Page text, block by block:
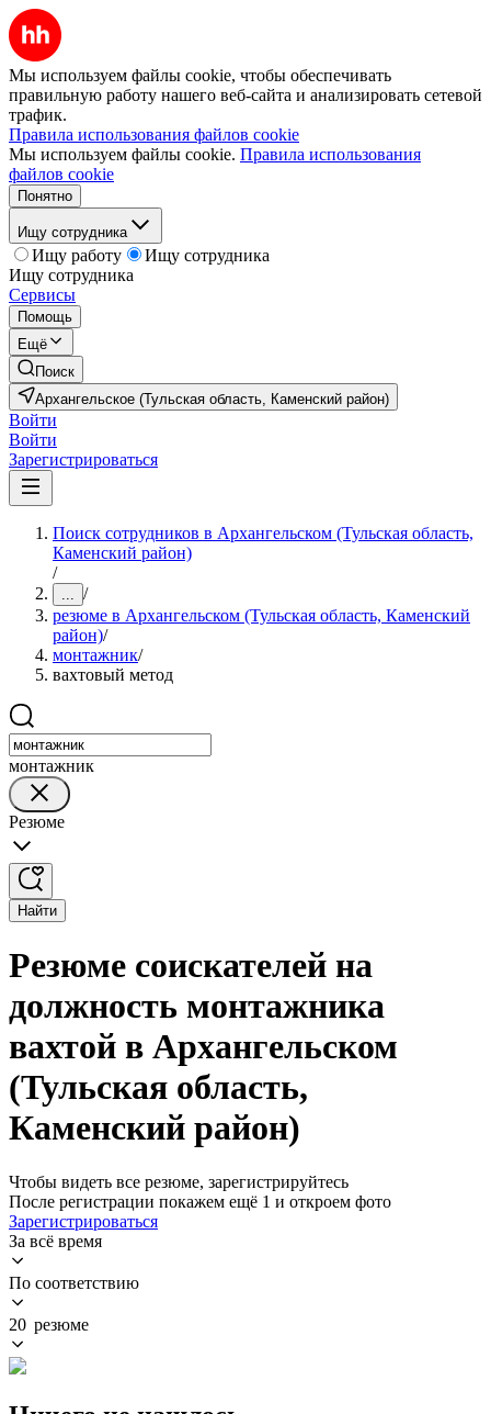
Мы используем файлы cookie, чтобы обеспечивать
правильную работу нашего веб-сайта и анализировать сетевой
трафик.
Правила использования файлов cookie
Мы используем файлы cookie. Правила использования
файлов cookie
Понятно
Ищу сотрудника
Ищу работу
Ищу сотрудника
Ищу сотрудника
Сервисы
Помощь
Ещё
Поиск
Архангельское (Тульская область, Каменский район)
Войти
Войти
Зарегистрироваться
Поиск сотрудников в Архангельском (Тульская область,
Каменский район)
/
... /
резюме в Архангельском (Тульская область, Каменский
район)/
монтажник/
вахтовый метод
монтажник
Резюме
Найти
Резюме соискателей на
должность монтажника
вахтой в Архангельском
(Тульская область,
Каменский район)
Чтобы видеть все резюме, зарегистрируйтесь
После регистрации покажем ещё 1 и откроем фото
Зарегистрироваться
За всё время
По соответствию
20 резюме